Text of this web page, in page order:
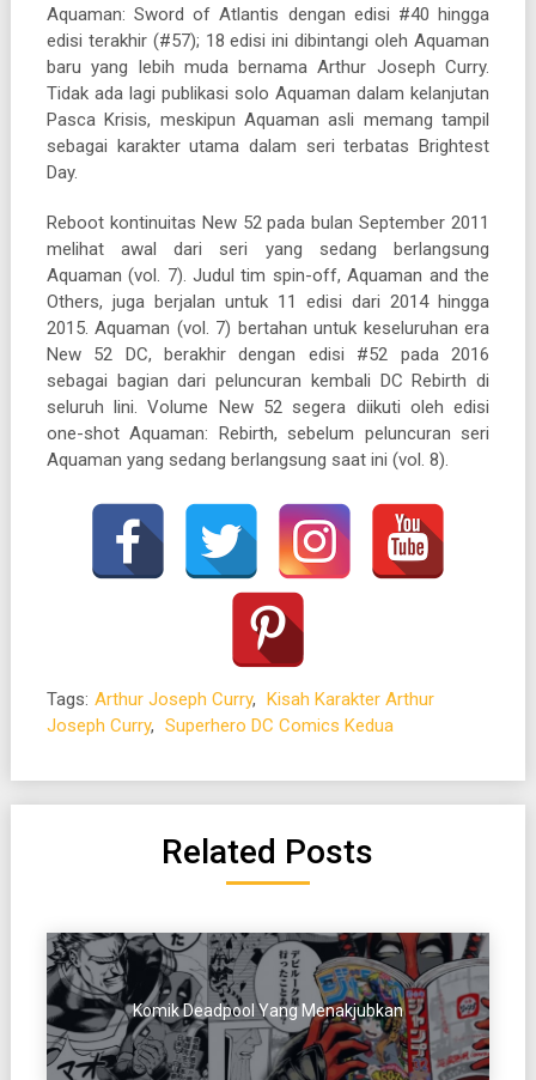
Aquaman: Sword of Atlantis dengan edisi #40 hingga
edisi terakhir (#57); 18 edisi ini dibintangi oleh Aquaman
baru yang lebih muda bernama Arthur Joseph Curry.
Tidak ada lagi publikasi solo Aquaman dalam kelanjutan
Pasca Krisis, meskipun Aquaman asli memang tampil
sebagai karakter utama dalam seri terbatas Brightest
Day.
Reboot kontinuitas New 52 pada bulan September 2011
melihat awal dari seri yang sedang berlangsung
Aquaman (vol. 7). Judul tim spin-off, Aquaman and the
Others, juga berjalan untuk 11 edisi dari 2014 hingga
2015. Aquaman (vol. 7) bertahan untuk keseluruhan era
New 52 DC, berakhir dengan edisi #52 pada 2016
sebagai bagian dari peluncuran kembali DC Rebirth di
seluruh lini. Volume New 52 segera diikuti oleh edisi
one-shot Aquaman: Rebirth, sebelum peluncuran seri
Aquaman yang sedang berlangsung saat ini (vol. 8).
Tags: Arthur Joseph Curry, Kisah Karakter Arthur
Joseph Curry, Superhero DC Comics Kedua
Related Posts
Komik Deadpool Yang Menakjubkan